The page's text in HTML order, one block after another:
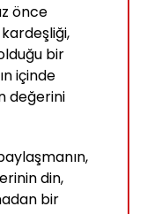
önce
bir
içinde
değerini
din,
bir